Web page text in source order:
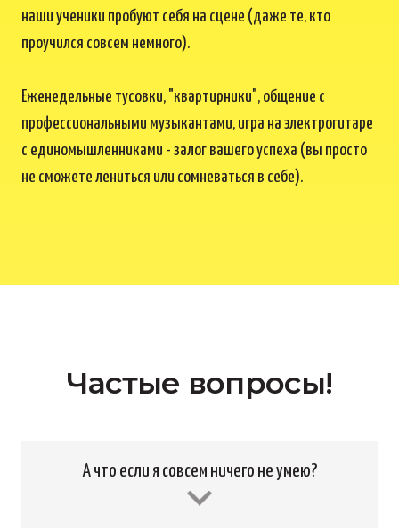
наши ученики пробуют себя на сцене (даже те, кто
проучился совсем немного).
Еженедельные тусовки, "квартирники", общение с
профессиональными музыкантами, игра на электрогитаре
с единомышленниками - залог вашего успеха (вы просто
не сможете лениться или сомневаться в себе).
Частые вопросы!
А что если я совсем ничего не умею?